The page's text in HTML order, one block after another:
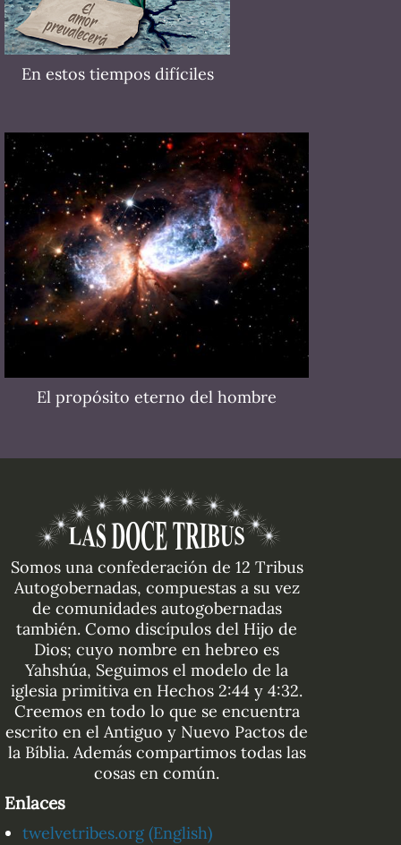
En estos tiempos difíciles
Estofado de rana
El propósito eterno del hombre
Video - Cuando la disciplina cesó, el
infierno se desató
Somos una confederación de 12 Tribus
Autogobernadas, compuestas a su vez
de comunidades autogobernadas
también. Como discípulos del Hijo de
Dios; cuyo nombre en hebreo es
Yahshúa, Seguimos el modelo de la
iglesia primitiva en Hechos 2:44 y 4:32.
Creemos en todo lo que se encuentra
escrito en el Antiguo y Nuevo Pactos de
la Bíblia. Además compartimos todas las
cosas en común.
Enlaces
twelvetribes.org (English)